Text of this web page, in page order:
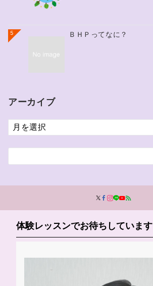
5 ＢＨＰってなに？
アーカイブ
ア
ー
ブ
体験レッスンでお待ちしています